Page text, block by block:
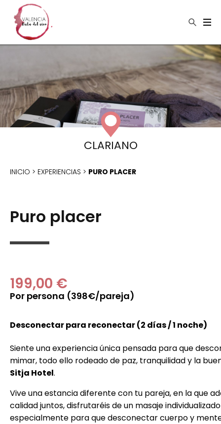
CLARIANO
INICIO > EXPERIENCIAS > PURO PLACER
Puro placer
199,00 €
Por persona (398€/pareja)
Desconectar para reconectar (2 días / 1 noche)
Siente una experiencia única pensada para que
mimar, todo ello rodeado de paz, tranquilidad y la
Sitja Hotel.
Vive una estancia diferente con tu pareja, en la que
calidad juntos, disfrutaréis de un masaje
especialmente para que desconectar cuerpo y